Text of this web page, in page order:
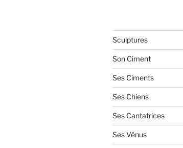
Sculptures
Son Ciment
Ses Ciments
Ses Chiens
Ses Cantatrices
Ses Vénus